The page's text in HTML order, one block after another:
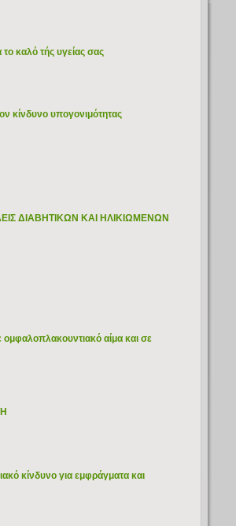
το καλό τής υγείας σας
κίνδυνο υπογονιμότητας
ΔΙΑΒΗΤΙΚΩΝ ΚΑΙ ΗΛΙΚΙΩΜΕΝΩΝ
αίμα και σε
κίνδυνο για εμφράγματα και